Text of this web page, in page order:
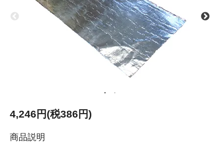
4,246円(税386円)
商品説明